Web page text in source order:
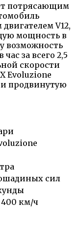
потрясающим
V12,
мощность в
возможность
за всего 2,5
скорости
Evoluzione
продвинутую
сил
400 км/ч